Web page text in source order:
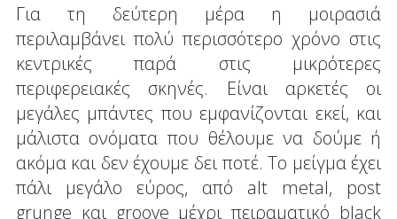
Για τη δεύτερη μέρα η μοιρασιά
περιλαμβάνει πολύ περισσότερο χρόνο στις
κεντρικές παρά στις μικρότερες
περιφερειακές σκηνές. Είναι αρκετές οι
μεγάλες μπάντες που εμφανίζονται εκεί, και
μάλιστα ονόματα που θέλουμε να δούμε ή
ακόμα και δεν έχουμε δει ποτέ. Το μείγμα έχει
πάλι μεγάλο εύρος, από alt metal, post
grunge και groove μέχρι πειραματικό black